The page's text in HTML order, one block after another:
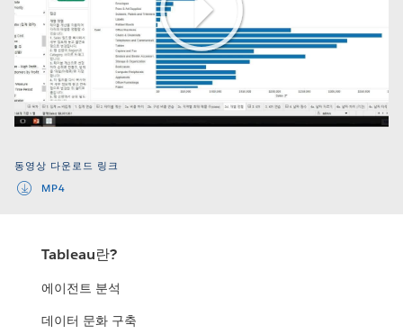
Play
Video
동영상 다운로드 링크
MP4
Tableau란?
에이전트 분석
데이터 문화 구축